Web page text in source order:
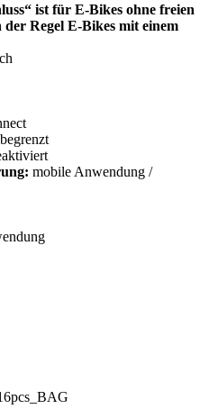
ist für E-Bikes ohne freien
Regel E-Bikes mit einem
mobile Anwendung /